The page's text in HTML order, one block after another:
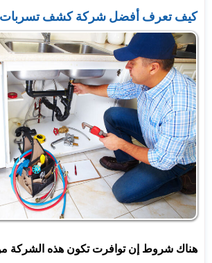
كيف تعرف أفضل شركة كشف تسربات
هناك شروط إن توافرت تكون هذه الشركة